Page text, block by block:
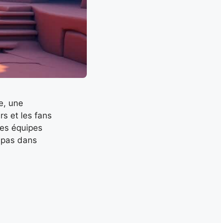
une
et les fans
équipes
dans